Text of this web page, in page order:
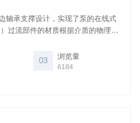
轴承支撑设计，实现了泵的在线式
过流部件的材质根据介质的物理化
。所有产品系列都可提供不锈钢转
03 浏览量
6184